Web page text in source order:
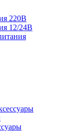
220В
12/24В